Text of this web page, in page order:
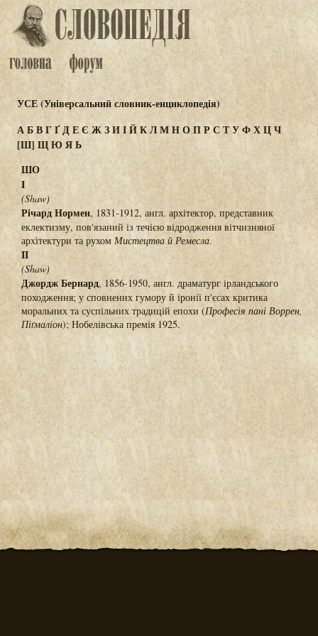
УСЕ (Універсальний словник-енциклопедія)
АБВГҐДЕЄ ЖЗИІЙКЛМНОПРС ТУФХЦЧ
[Ш]ЩЮ ЯЬ
ШО
I
(Shaw)
Річард Нормен, 1831-1912, англ. архітектор, представник
еклектизму, пов'язаний із течією відродження вітчизняної
архітектури та рухом Мистецтва й Ремесла.
II
(Shaw)
Джордж Бернард, 1856-1950, англ. драматург ірландського
походження; у сповнених гумору й іронії п'єсах критика
моральних та суспільних традицій епохи (Професія пані Воррен,
Піґмаліон); Нобелівська премія 1925.